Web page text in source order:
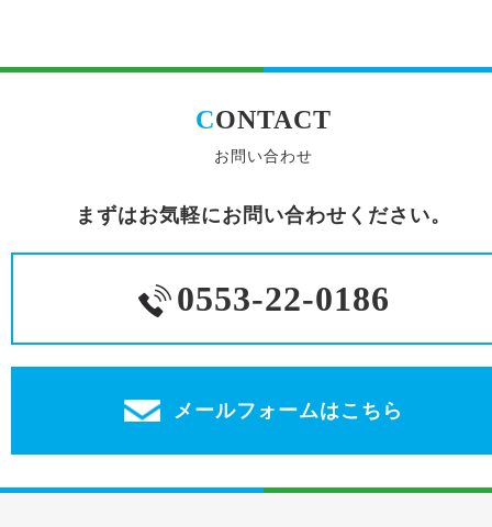
CONTACT
お問い合わせ
まずはお気軽にお問い合わせください。
0553-22-0186
メールフォームはこちら